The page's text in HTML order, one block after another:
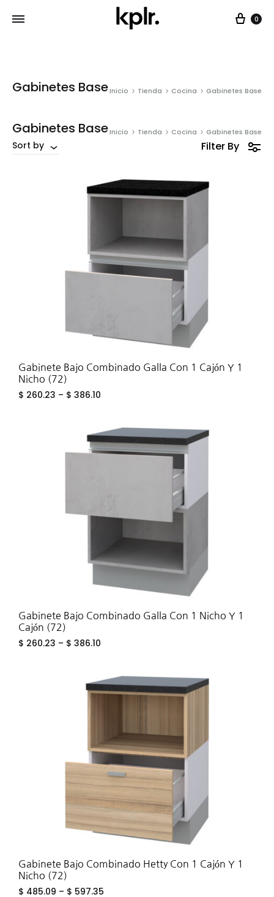
0
Gabinetes BaseInicio Tienda Cocina Gabinetes Base
Gabinetes BaseInicio Tienda Cocina Gabinetes Base
Sort by Filter By
Gabinete Bajo Combinado Galla Con 1 Cajón Y 1
Nicho (72)
$ 260.23 – $ 386.10
Gabinete Bajo Combinado Galla Con 1 Nicho Y 1
Cajón (72)
$ 260.23 – $ 386.10
Gabinete Bajo Combinado Hetty Con 1 Cajón Y 1
Nicho (72)
$ 485.09 – $ 597.35